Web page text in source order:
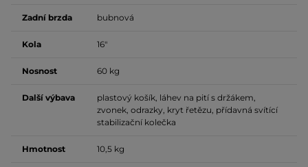
Zadní brzda bubnová
Kola 16"
Nosnost 60 kg
Další výbava
plastový košík, láhev na pití s držákem,
zvonek, odrazky, kryt řetězu, přídavná svítící
stabilizační kolečka
Hmotnost 10,5 kg